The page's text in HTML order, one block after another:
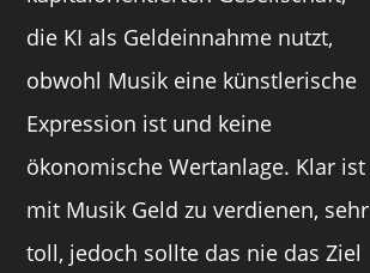
die KI als Geldeinnahme nutzt,
obwohl Musik eine künstlerische
Expression ist und keine
ökonomische Wertanlage. Klar ist
mit Musik Geld zu verdienen, sehr
toll, jedoch sollte das nie das Ziel